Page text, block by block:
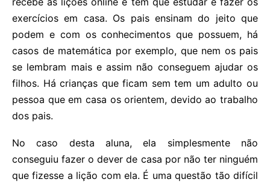
exercícios em casa. Os pais ensinam do jeito que
podem e com os conhecimentos que possuem, há
casos de matemática por exemplo, que nem os pais
se lembram mais e assim não conseguem ajudar os
filhos. Há crianças que ficam sem tem um adulto ou
pessoa que em casa os orientem, devido ao trabalho
dos pais.
No caso desta aluna, ela simplesmente não
conseguiu fazer o dever de casa por não ter ninguém
que fizesse a lição com ela. É uma questão tão difícil